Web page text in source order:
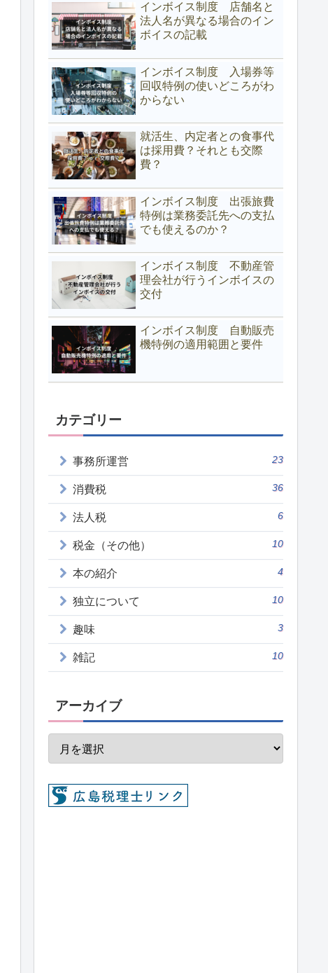
インボイス制度 店舗名と
法人名が異なる場合のイン
ボイスの記載
インボイス制度 入場券等
回収特例の使いどころがわ
からない
就活生、内定者との食事代
は採用費？それとも交際
費？
インボイス制度 出張旅費
特例は業務委託先への支払
でも使えるのか？
インボイス制度 不動産管
理会社が行うインボイスの
交付
インボイス制度 自動販売
機特例の適用範囲と要件
カテゴリー
事務所運営 23
消費税 36
法人税 6
税金（その他） 10
本の紹介 4
独立について 10
趣味 3
雑記 10
アーカイブ